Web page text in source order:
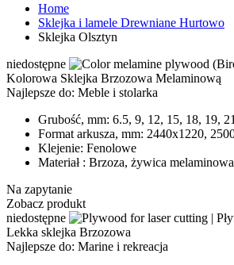
Home
Sklejka i lamele Drewniane Hurtowo
Sklejka Olsztyn
niedostępne
Kolorowa Sklejka Brzozowa Melaminową
Najlepsze do: Meble i stolarka
Grubość, mm: 6.5, 9, 12, 15, 18, 19,
Format arkusza, mm: 2440х1220,
Klejenie: Fenolowe
Materiał : Brzoza, żywica melaminowa
Na zapytanie
Zobacz produkt
niedostępne
Lekka sklejka Brzozowa
Najlepsze do: Marine i rekreacja